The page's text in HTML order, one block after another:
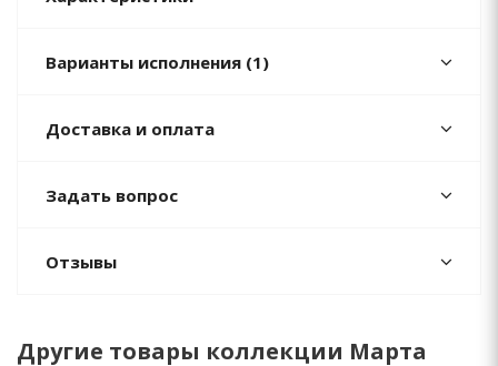
Варианты исполнения (1)
Доставка и оплата
Задать вопрос
Отзывы
Другие товары коллекции Марта